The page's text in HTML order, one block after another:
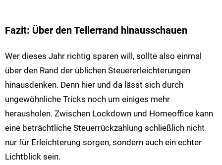
Fazit: Über den Tellerrand hinausschauen
Wer dieses Jahr richtig sparen will, sollte also einmal
über den Rand der üblichen Steuererleichterungen
hinausdenken. Denn hier und da lässt sich durch
ungewöhnliche Tricks noch um einiges mehr
herausholen. Zwischen Lockdown und Homeoffice kann
eine beträchtliche Steuerrückzahlung schließlich nicht
nur für Erleichterung sorgen, sondern auch ein echter
Lichtblick sein.